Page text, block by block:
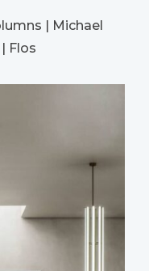
| Michael
Flos